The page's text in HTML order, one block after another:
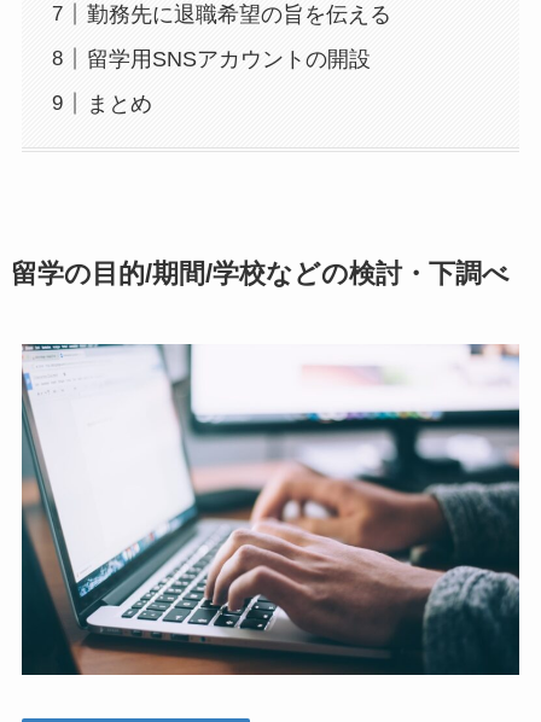
勤務先に退職希望の旨を伝える
留学用SNSアカウントの開設
まとめ
留学の目的/期間/学校などの検討・下調べ